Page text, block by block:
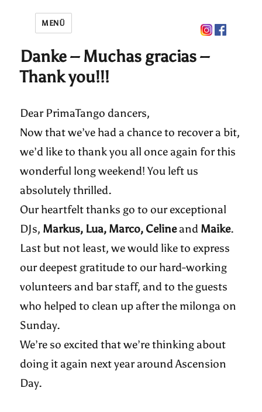
MENÜ
Danke – Muchas gracias –
Thank you!!!
Dear PrimaTango dancers,
Now that we’ve had a chance to recover a bit,
we’d like to thank you all once again for this
wonderful long weekend! You left us
absolutely thrilled.
Our heartfelt thanks go to our exceptional
DJs, Markus, Lua, Marco, Celineand Maike.
Last but not least, we would like to express
our deepest gratitude to our hard-working
volunteers and bar staff, and to the guests
who helped to clean up after the milonga on
Sunday.
We’re so excited that we’re thinking about
doing it again next year around Ascension
Day.